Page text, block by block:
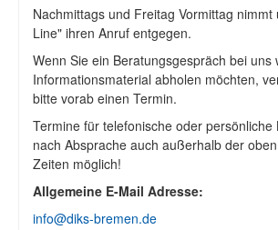
Nachmittags und Freitag Vormittag nimmt
Line" ihren Anruf entgegen.
Wenn Sie ein Beratungsgespräch bei uns
Informationsmaterial abholen möchten,
bitte vorab einen Termin.
Termine für telefonische oder persönliche
nach Absprache auch außerhalb der
Zeiten möglich!
Allgemeine E-Mail Adresse:
info@diks-bremen.de